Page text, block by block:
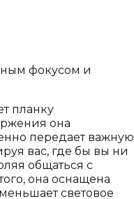
фокусом и
планку
она
передает важную
вас, где бы вы ни
общаться с
она оснащена
световое